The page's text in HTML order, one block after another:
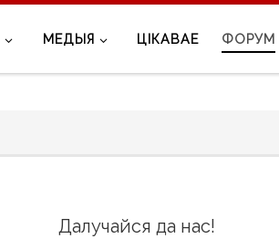
МЕДЫЯ ЦІКАВАЕ ФОРУМ
Далучайся да нас!